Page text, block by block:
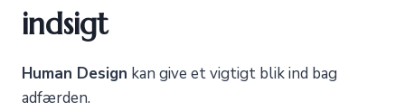
indsigt
Human Design kan give et vigtigt blik ind bag
adfærden.